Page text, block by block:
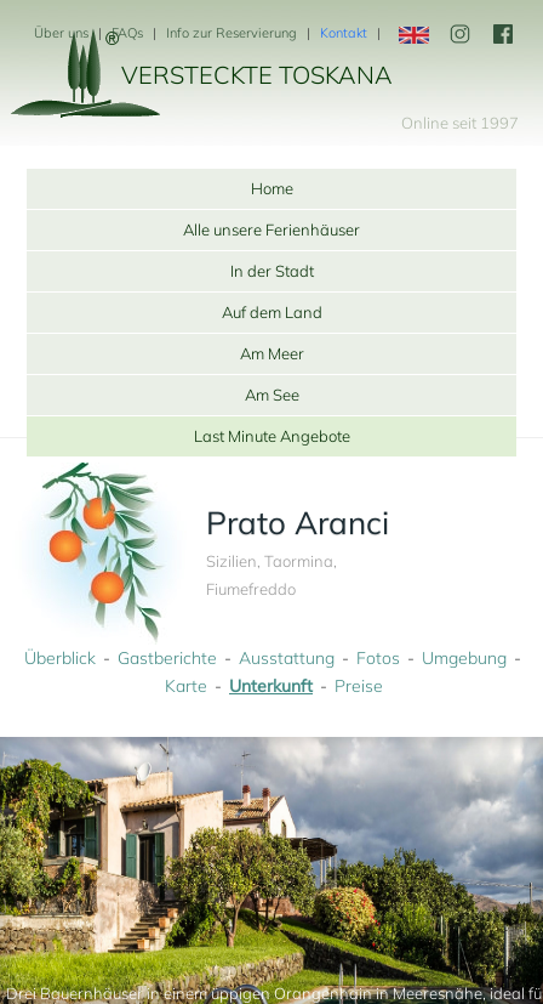
VERSTECKTE TOSKANA
Über uns FAQs Info zur Reservierung Kontakt
Online seit 1997
Home
Alle unsere Ferienhäuser
In der Stadt
Auf dem Land
Am Meer
Am See
Last Minute Angebote
Prato Aranci
Sizilien, Taormina,
Fiumefreddo
Überblick Gastberichte Ausstattung Fotos
Umgebung
Karte
Unterkunft Preise
Drei Bauernhäuser in einem üppigen Orangenhain in Meeresnähe, ideal